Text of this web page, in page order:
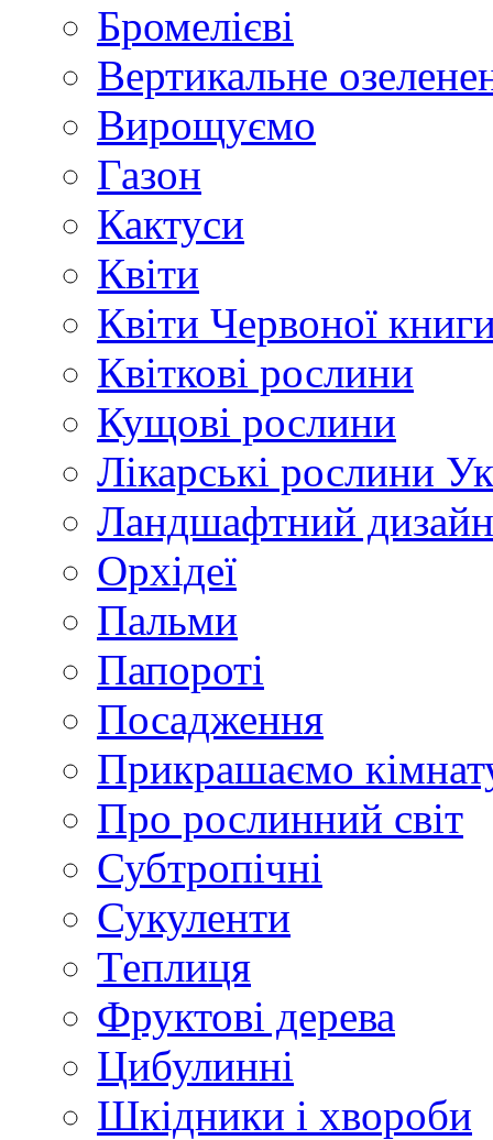
Бромелієві
Вертикальне
Вирощуємо
Газон
Кактуси
Квіти
Квіти Червоної
Квіткові рослини
Кущові рослини
Лікарські рослини
Ландшафтний дизайн
Орхідеї
Пальми
Папороті
Посадження
Прикрашаємо
Про рослинний світ
Субтропічні
Сукуленти
Теплиця
Фруктові дерева
Цибулинні
Шкідники і хвороби